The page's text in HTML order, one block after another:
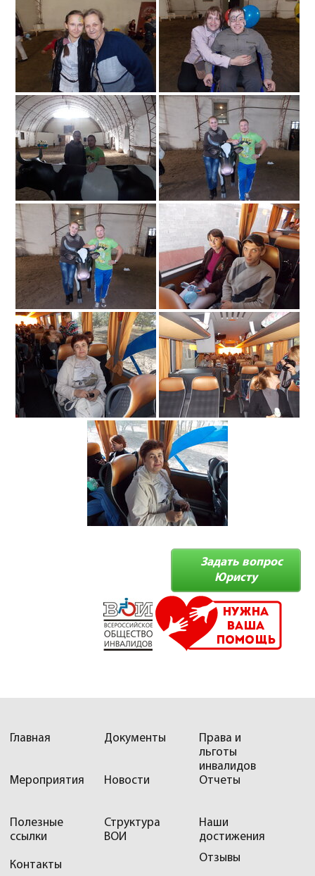
Задать вопрос
Юристу
Главная Документы
Права и
льготы
инвалидов
Мероприятия
Новости Отчеты
Полезные
ссылки
Структура
ВОИ
Наши
достижения
Отзывы
Контакты